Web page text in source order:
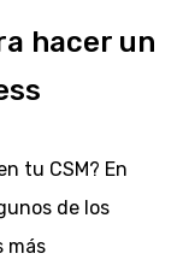
hacer un
tu CSM? En
de los
más